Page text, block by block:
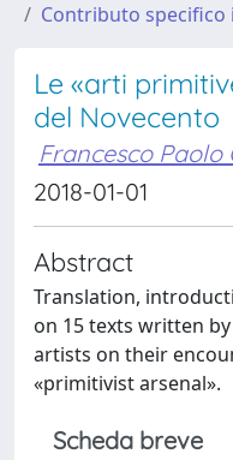
Contributo specifico
Le «arti
del Novecento
Francesco Paolo
2018-01-01
Abstract
Translation,
on 15 texts written
artists on their
«primitivist arsenal».
Scheda breve